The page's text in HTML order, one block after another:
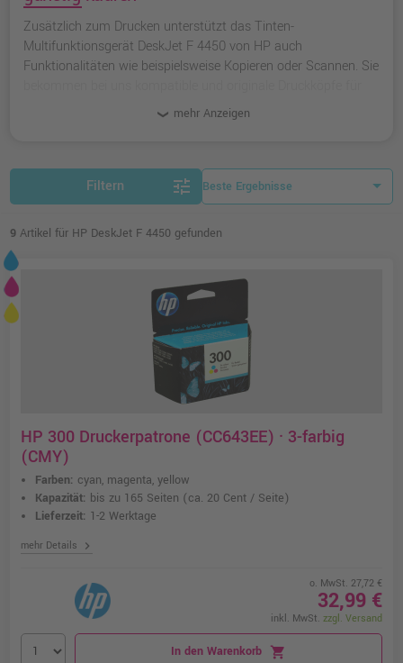
Zusätzlich zum Drucken unterstützt das Tinten-
Multifunktionsgerät DeskJet F 4450 von HP auch
Funktionalitäten wie beispielsweise Kopieren oder Scannen. Sie
mehr Anzeigen
Filtern tune
9 Artikel für HP DeskJet F 4450 gefunden
HP 300 Druckerpatrone (CC643EE) · 3-farbig
(CMY)
Farben: cyan, magenta, yellow
Kapazität: bis zu 165 Seiten (ca. 20 Cent / Seite)
Lieferzeit: 1-2 Werktage
mehr Details chevron_right
o. MwSt. 27,72 €
32,99 €
inkl. MwSt. zzgl. Versand
In den Warenkorb shopping_cart